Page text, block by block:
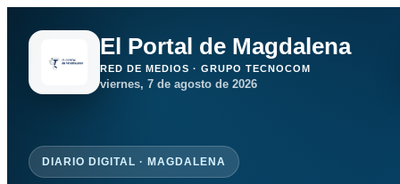
El Portal de Magdalena
RED DE MEDIOS · GRUPO TECNOCOM
viernes, 7 de agosto de 2026
DIARIO DIGITAL · MAGDALENA